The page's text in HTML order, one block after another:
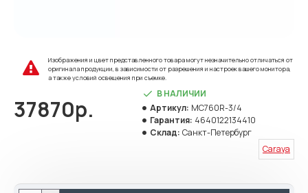
Изображения и цвет представленного товара могут незначительно отличаться от
оригинала продукции, в зависимости от разрешения и настроек вашего монитора,
а также условий освещения при съемке.
37870р.
В НАЛИЧИИ
Артикул: MC760R-3/4
Гарантия: 4640122134410
Склад: Санкт-Петербург
Caraya